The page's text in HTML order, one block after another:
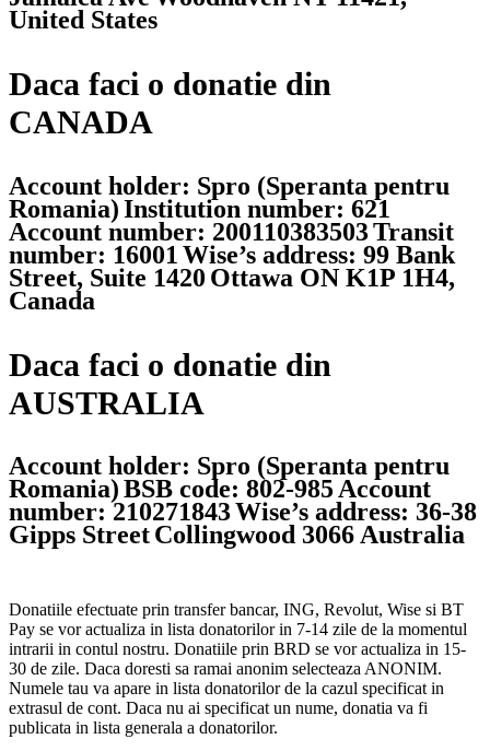
United States
Daca faci o donatie din
CANADA
Account holder: Spro (Speranta pentru
Romania)Institution number: 621
Account number: 200110383503Transit
number: 16001 Wise’s address: 99 Bank
Street, Suite 1420 Ottawa ON K1P 1H4,
Canada
Daca faci o donatie din
AUSTRALIA
Account holder: Spro (Speranta pentru
Romania)BSB code: 802-985Account
number: 210271843Wise’s address: 36-38
Gipps StreetCollingwood 3066 Australia
Donatiile efectuate prin transfer bancar, ING, Revolut, Wise si BT
Pay se vor actualiza in lista donatorilor in 7-14 zile de la momentul
intrarii in contul nostru. Donatiile prin BRD se vor actualiza in 15-
30 de zile. Daca doresti sa ramai anonim selecteaza ANONIM.
Numele tau va apare in lista donatorilor de la cazul specificat in
extrasul de cont. Daca nu ai specificat un nume, donatia va fi
publicata in lista generala a donatorilor.